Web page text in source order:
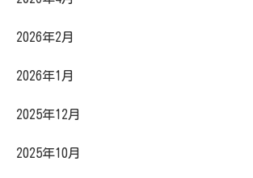
2026年2月
2026年1月
2025年12月
2025年10月